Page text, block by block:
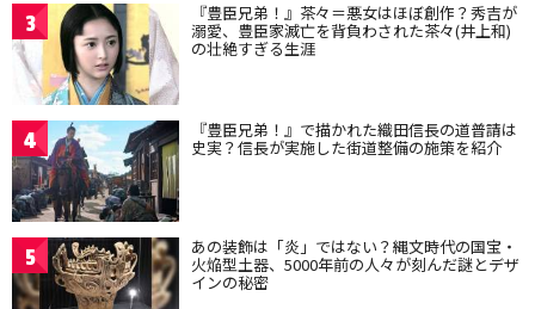
3 『豊臣兄弟！』茶々＝悪女はほぼ創作？秀吉が
溺愛、豊臣家滅亡を背負わされた茶々(井上和)
の壮絶すぎる生涯
4 『豊臣兄弟！』で描かれた織田信長の道普請は
史実？信長が実施した街道整備の施策を紹介
5 あの装飾は「炎」ではない？縄文時代の国宝・
火焔型土器、5000年前の人々が刻んだ謎とデザ
インの秘密